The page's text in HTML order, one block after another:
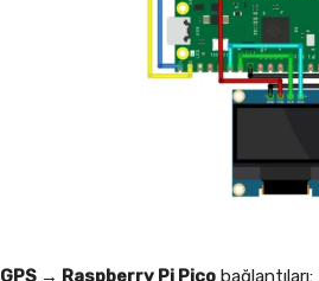
GPS → Raspberry Pi Pico bağlantıları: